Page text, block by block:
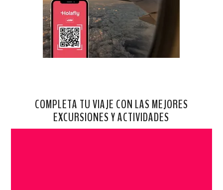
COMPLETA TU VIAJE CON LAS MEJORES
EXCURSIONES Y ACTIVIDADES